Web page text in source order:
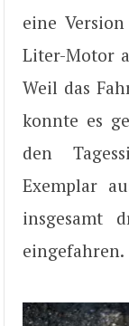
eine
Liter-Motor
Weil das
konnte es
den
Exemplar
insgesamt
eingefahren.